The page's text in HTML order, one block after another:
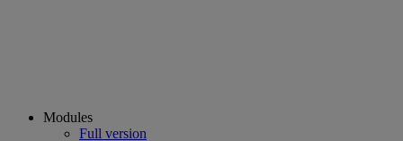
Modules
Full version